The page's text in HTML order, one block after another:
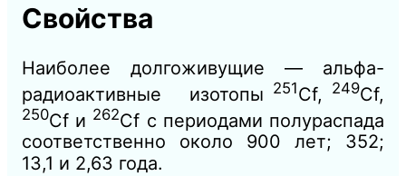
Свойства
Наиболее долгоживущие — альфа-
радиоактивные изотопы 251Cf, 249Cf,
250Cf и 262Cf с периодами полураспада
соответственно около 900 лет; 352;
13,1 и 2,63 года.